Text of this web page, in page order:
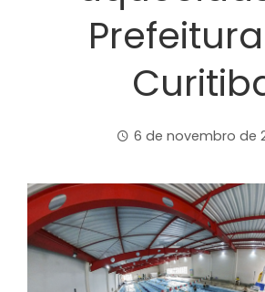
6 de novembro de